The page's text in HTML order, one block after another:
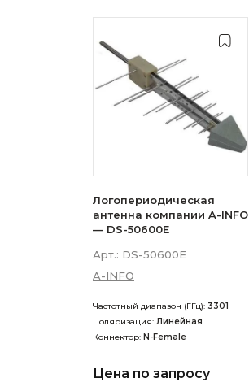
Логопериодическая
антенна компании A-INFO
— DS-50600E
Арт.: DS-50600E
A-INFO
Частотный диапазон (ГГц): 3301
Поляризация: Линейная
Коннектор: N-Female
Цена по запросу